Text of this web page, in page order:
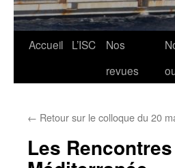
Aller
Accueil L’ISC
Nos
revues
← Retour sur le colloque du 20
Les